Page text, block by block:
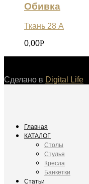
Обивка
Ткань 28 А
0,00Р
Сделано в Digital Life
Главная
КАТАЛОГ
Столы
Стулья
Кресла
Банкетки
Статьи